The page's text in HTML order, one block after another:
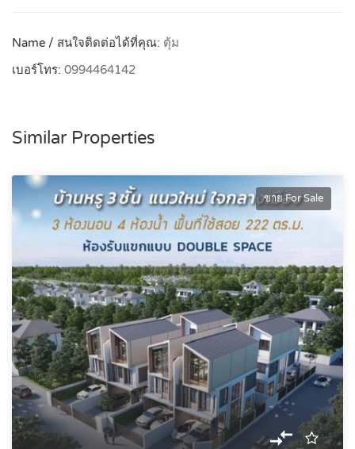
Name / สนใจติดต่อได้ที่คุณ: ตุ้ม
เบอร์โทร: 0994464142
Similar Properties
ขาย For Sale